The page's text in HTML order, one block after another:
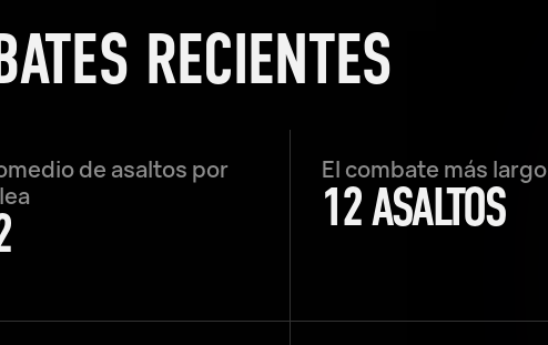
RECIENTES
de asaltos por
El combate más largo
12 ASALTOS